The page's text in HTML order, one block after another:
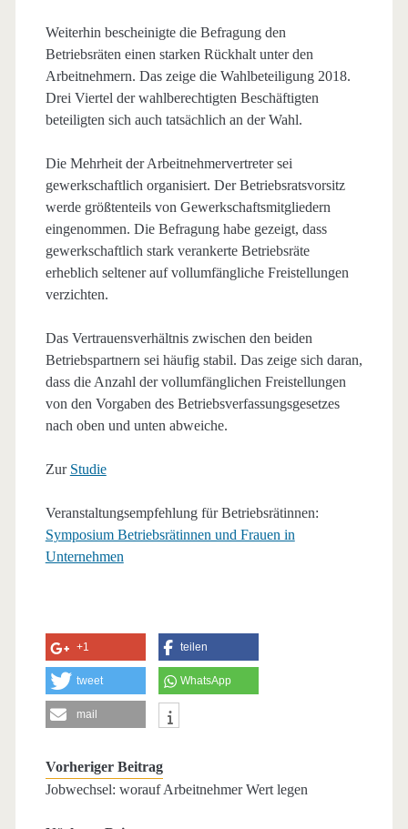
Weiterhin bescheinigte die Befragung den
Betriebsräten einen starken Rückhalt unter den
Arbeitnehmern. Das zeige die Wahlbeteiligung 2018.
Drei Viertel der wahlberechtigten Beschäftigten
beteiligten sich auch tatsächlich an der Wahl.
Die Mehrheit der Arbeitnehmervertreter sei
gewerkschaftlich organisiert. Der Betriebsratsvorsitz
werde größtenteils von Gewerkschaftsmitgliedern
eingenommen. Die Befragung habe gezeigt, dass
gewerkschaftlich stark verankerte Betriebsräte
erheblich seltener auf vollumfängliche Freistellungen
verzichten.
Das Vertrauensverhältnis zwischen den beiden
Betriebspartnern sei häufig stabil. Das zeige sich daran,
dass die Anzahl der vollumfänglichen Freistellungen
von den Vorgaben des Betriebsverfassungsgesetzes
nach oben und unten abweiche.
Zur Studie
Veranstaltungsempfehlung für Betriebsrätinnen:
Symposium Betriebsrätinnen und Frauen in
Unternehmen
+1 teilen
tweet WhatsApp
mail
Vorheriger Beitrag
Jobwechsel: worauf Arbeitnehmer Wert legen